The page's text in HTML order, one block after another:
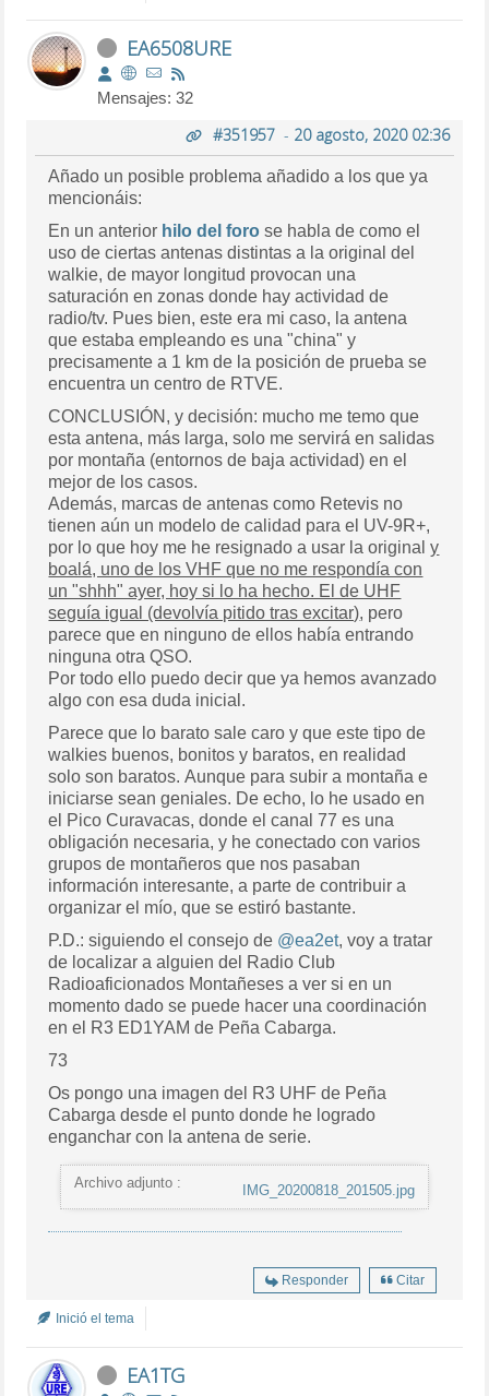
EA6508URE
Mensajes: 32
#351957- 20 agosto, 2020 02:36
Añado un posible problema añadido a los que ya
mencionáis:
En un anterior hilo del foro se habla de como el
uso de ciertas antenas distintas a la original del
walkie, de mayor longitud provocan una
saturación en zonas donde hay actividad de
radio/tv. Pues bien, este era mi caso, la antena
que estaba empleando es una "china" y
precisamente a 1 km de la posición de prueba se
encuentra un centro de RTVE.
CONCLUSIÓN, y decisión: mucho me temo que
esta antena, más larga, solo me servirá en salidas
por montaña (entornos de baja actividad) en el
mejor de los casos.
Además, marcas de antenas como Retevis no
tienen aún un modelo de calidad para el UV-9R+,
por lo que hoy me he resignado a usar la originaly
boalá, uno de los VHF que no me respondía con
un "shhh" ayer, hoy si lo ha hecho. El de UHF
seguía igual (devolvía pitido tras excitar), pero
parece que en ninguno de ellos había entrando
ninguna otra QSO.
Por todo ello puedo decir que ya hemos avanzado
algo con esa duda inicial.
Parece que lo barato sale caro y que este tipo de
walkies buenos, bonitos y baratos, en realidad
solo son baratos. Aunque para subir a montaña e
iniciarse sean geniales. De echo, lo he usado en
el Pico Curavacas, donde el canal 77 es una
obligación necesaria, y he conectado con varios
grupos de montañeros que nos pasaban
información interesante, a parte de contribuir a
organizar el mío, que se estiró bastante.
P.D.: siguiendo el consejo de @ea2et, voy a tratar
de localizar a alguien del Radio Club
Radioaficionados Montañeses a ver si en un
momento dado se puede hacer una coordinación
en el R3 ED1YAM de Peña Cabarga.
73
Os pongo una imagen del R3 UHF de Peña
Cabarga desde el punto donde he logrado
enganchar con la antena de serie.
Archivo adjunto : IMG_20200818_201505.jpg
Responder Citar
Inició el tema
EA1TG